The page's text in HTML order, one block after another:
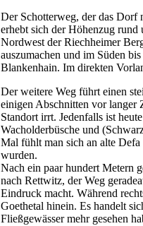
Der Schotterweg, der das Dorf
erhebt sich der Höhenzug
Nordwest der Riechheimer
auszumachen und im Süden
Blankenhain. Im direkten
Der weitere Weg führt einen
einigen Abschnitten vor langer
Standort irrt. Jedenfalls ist
Wacholderbüsche und
Mal fühlt man sich an alte
wurden.
Nach ein paar hundert Metern
nach Rettwitz, der Weg
Eindruck macht. Während
Goethetal hinein. Es handelt
Fließgewässer mehr gesehen